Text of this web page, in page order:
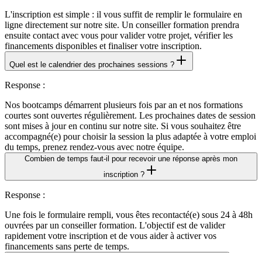
L'inscription est simple : il vous suffit de remplir le formulaire en
ligne directement sur notre site. Un conseiller formation prendra
ensuite contact avec vous pour valider votre projet, vérifier les
financements disponibles et finaliser votre inscription.
Quel est le calendrier des prochaines sessions ?
Response :
Nos bootcamps démarrent plusieurs fois par an et nos formations
courtes sont ouvertes régulièrement. Les prochaines dates de session
sont mises à jour en continu sur notre site. Si vous souhaitez être
accompagné(e) pour choisir la session la plus adaptée à votre emploi
du temps, prenez rendez-vous avec notre équipe.
Combien de temps faut-il pour recevoir une réponse après mon
inscription ?
Response :
Une fois le formulaire rempli, vous êtes recontacté(e) sous 24 à 48h
ouvrées par un conseiller formation. L'objectif est de valider
rapidement votre inscription et de vous aider à activer vos
financements sans perte de temps.